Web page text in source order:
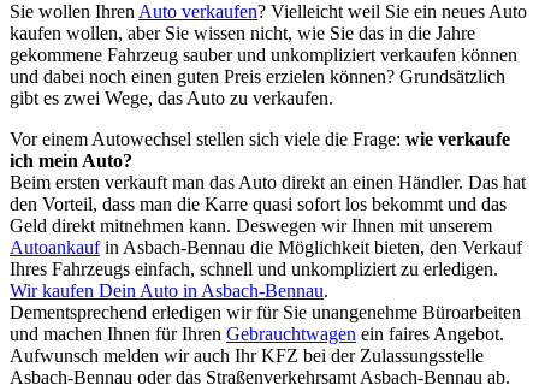
Sie wollen Ihren Auto verkaufen? Vielleicht weil Sie ein neues Auto
kaufen wollen, aber Sie wissen nicht, wie Sie das in die Jahre
gekommene Fahrzeug sauber und unkompliziert verkaufen können
und dabei noch einen guten Preis erzielen können? Grundsätzlich
gibt es zwei Wege, das Auto zu verkaufen.
Vor einem Autowechsel stellen sich viele die Frage: wie verkaufe
ich mein Auto?
Beim ersten verkauft man das Auto direkt an einen Händler. Das hat
den Vorteil, dass man die Karre quasi sofort los bekommt und das
Geld direkt mitnehmen kann. Deswegen wir Ihnen mit unserem
Autoankaufin Asbach-Bennau die Möglichkeit bieten, den Verkauf
Ihres Fahrzeugs einfach, schnell und unkompliziert zu erledigen.
Wir kaufen Dein Auto in Asbach-Bennau.
Dementsprechend erledigen wir für Sie unangenehme Büroarbeiten
und machen Ihnen für Ihren Gebrauchtwagen ein faires Angebot.
Aufwunsch melden wir auch Ihr KFZ bei der Zulassungsstelle
Asbach-Bennau oder das Straßenverkehrsamt Asbach-Bennau ab.